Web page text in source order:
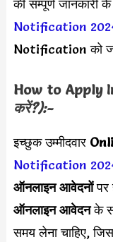
की सम्पूर्ण जानकारी
Notification
Notification को
How to Apply
करें?):-
इच्छुक उम्मीदवार
Notification
ऑनलाइन आवेदनोंपर
ऑनलाइन आवेदनके
समय लेना चाहिए,